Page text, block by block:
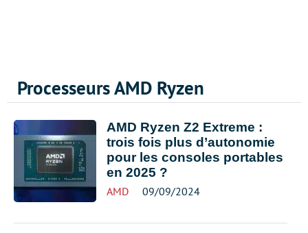
Processeurs AMD Ryzen
AMD Ryzen Z2 Extreme :
trois fois plus d’autonomie
pour les consoles portables
en 2025 ?
AMD 09/09/2024